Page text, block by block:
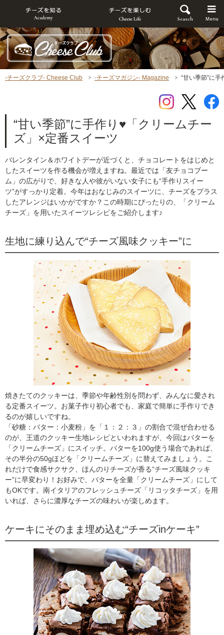
-チーズクラブ- Cheese Club -チーズマガジン- Magazine “甘い季節”に
“甘い季節”に手作り♥「クリームチー
ズ」×定番スイーツ
バレンタイン＆ホワイトデーが近づくと、チョコレートをはじめと
したスイーツを作る機会が増えますね。最近では「友チョコブー
ム」の広がりで、好きな人や彼がいない女子にも“手作りスイー
ツ”がすっかり定着。今年はおなじみのスイーツに、チーズをプラス
したアレンジはいかがですか？この時期にぴったりの、「クリーム
チーズ」を用いたスイーツレシピをご紹介します♪
生地に練り込んで“チーズ風味クッキー”に
焼きたてのクッキーは、季節や年齢性別を問わず、みんなに愛され
る定番スイーツ。お菓子作り初心者でも、家庭で簡単に手作りでき
るのが嬉しいですね。
「砂糖：バター：小麦粉」を「１：２：３」の割合で混ぜ合わせる
のが、王道のクッキー生地レシピといわれますが、今回はバターを
「クリームチーズ」にスイッチ。バターを100g使う場合であれば、
その半分の50gほどを「クリームチーズ」に替えてみましょう。こ
れだけで食感サクサク、ほんのりチーズが香る“チーズ風味クッキ
ー”に早変わり！お好みで、バターを全量「クリームチーズ」にして
もOKです。南イタリアのフレッシュチーズ「リコッタチーズ」を用
いれば、さらに濃厚なチーズの味わいが楽しめます。
ケーキにそのまま埋め込む“チーズinケーキ”